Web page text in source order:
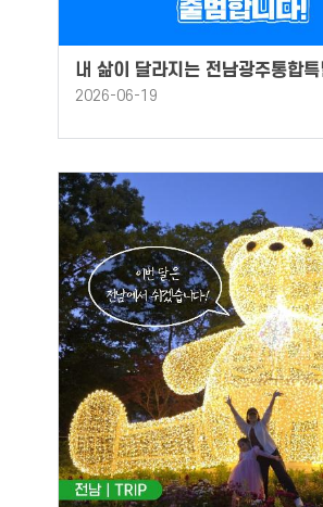
내 삶이 달라지는 전남광주통합특
2026-06-19